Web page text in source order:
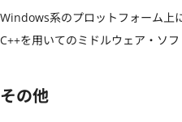
Windows系のプロットフォーム上
C++を用いてのミドルウェア・ソ
その他